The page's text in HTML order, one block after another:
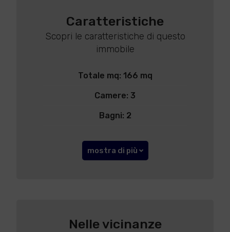
Caratteristiche
Scopri le caratteristiche di questo
immobile
Totale mq: 166 mq
Camere: 3
Bagni: 2
mostra di più
Nelle vicinanze